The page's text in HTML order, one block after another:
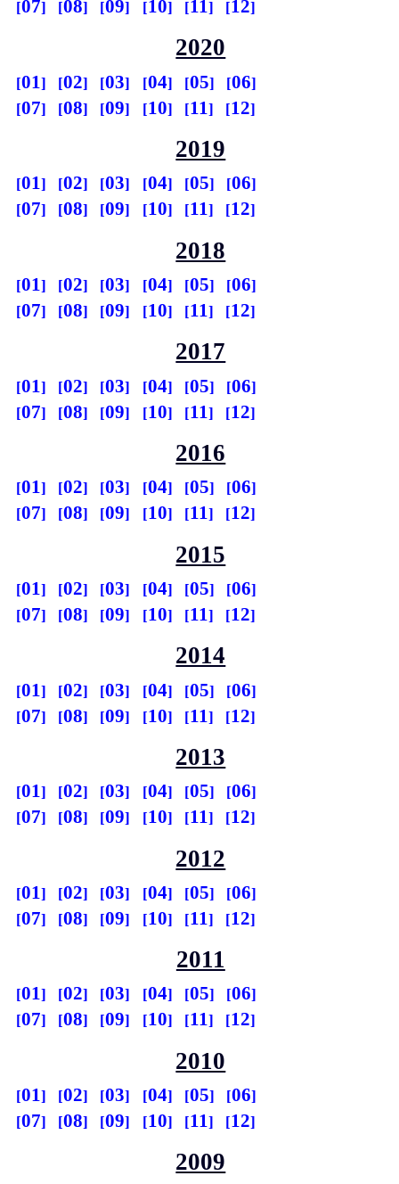
07 08 09 10 11 12
2020
01 02 03 04 05
06
07
08 09 10 11 12
2019
01 02 03 04 05
06
07
08 09 10 11 12
2018
01 02 03 04 05
06
07
08 09 10 11 12
2017
01 02 03 04 05
06
07
08 09 10 11 12
2016
01 02 03 04 05
06
07
08 09 10 11 12
2015
01 02 03 04 05
06
07
08 09 10 11 12
2014
01 02 03 04 05
06
07
08 09 10 11 12
2013
01 02 03 04 05
06
07
08 09 10 11 12
2012
01 02 03 04 05
06
07
08 09 10 11 12
2011
01 02 03 04 05
06
07
08 09 10 11 12
2010
01 02 03 04 05
06
07
08 09 10 11 12
2009